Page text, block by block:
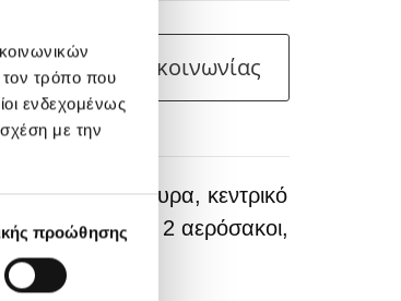
τρόπο που
ενδεχομένως
με την
προώθησης
Φόρμα Επικοινωνίας
παράθυρα, κεντρικό
ράδιο cd, 2 αερόσακοι,